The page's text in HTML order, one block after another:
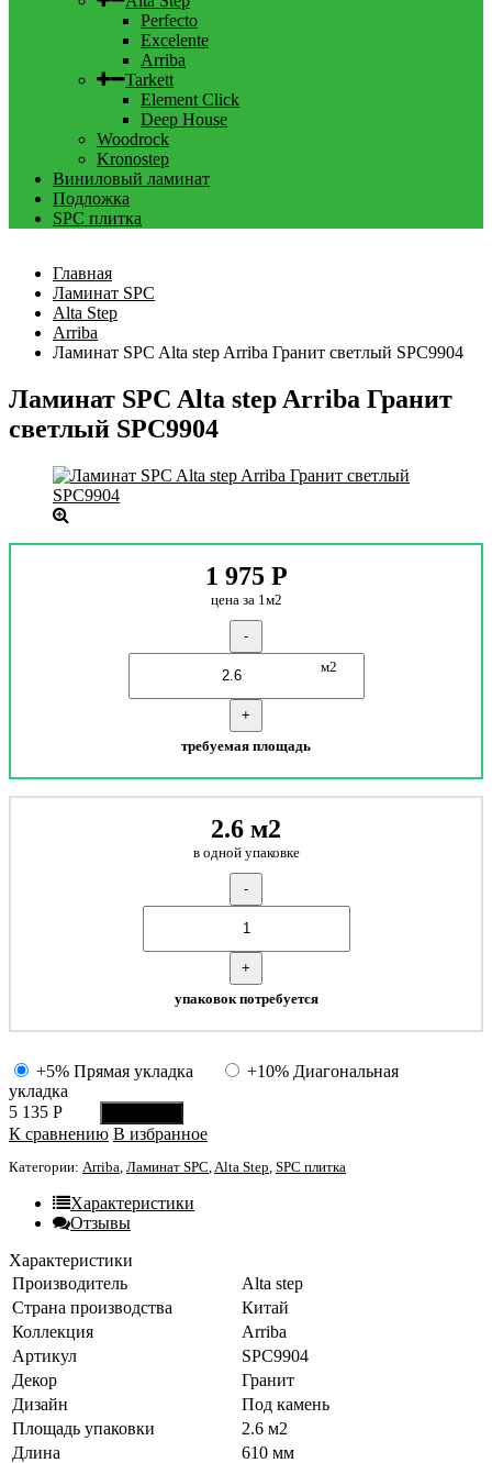
Perfecto
Excelente
Arriba
Tarkett
Element Click
Deep House
Woodrock
Kronostep
Виниловый ламинат
Подложка
SPC плитка
Главная
Ламинат SPC
Alta Step
Arriba
Ламинат SPC Alta step Arriba Гранит светлый SPC9904
Ламинат SPC Alta step Arriba Гранит
светлый SPC9904
1 975 Р
цена за 1м2
-
м2
+
требуемая площадь
2.6 м2
в одной упаковке
-
+
упаковок потребуется
+5% Прямая укладка
+10% Диагональная
укладка
5 135 Р
К сравнению В избранное
Категории: Arriba Ламинат SPC Alta Step SPC плитка
Характеристики
Отзывы
Характеристики
Производитель
Alta step
Страна производства
Китай
Коллекция
Arriba
Артикул
SPC9904
Декор
Гранит
Дизайн
Под камень
Площадь упаковки
2.6 м2
Длина
610 мм